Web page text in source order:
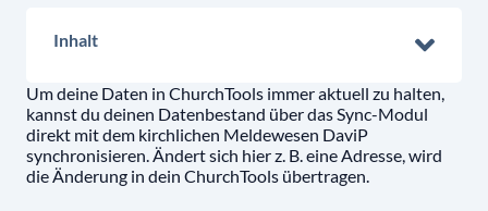
Inhalt
Um deine Daten in ChurchTools immer aktuell zu halten,
kannst du deinen Datenbestand über das Sync-Modul
direkt mit dem kirchlichen Meldewesen DaviP
synchronisieren. Ändert sich hier z. B. eine Adresse, wird
die Änderung in dein ChurchTools übertragen.